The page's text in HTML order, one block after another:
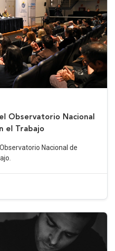
Observatorio Nacional
el Trabajo
Nacional de